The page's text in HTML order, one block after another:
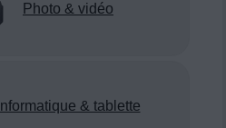
Photo & vidéo
Informatique & tablette